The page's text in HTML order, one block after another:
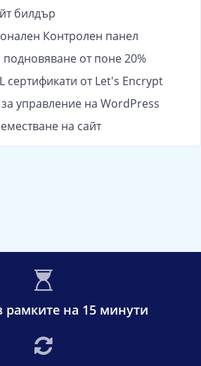
билдър
Контролен панел
от поне 20%
сертификати от Let's Encrypt
управление на WordPress
на сайт
рамките на 15 минути